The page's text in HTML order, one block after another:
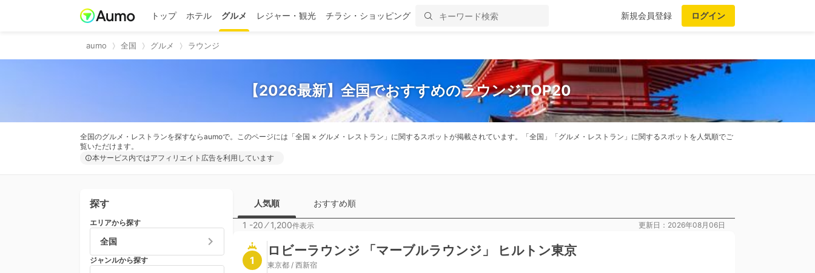
トップ ホテル グルメ レジャー・観光 チラシ・ショッピング 新規会員登録 ログイン
aumo 全国 グルメ ラウンジ
【2026最新】全国でおすすめのラウンジTOP20
全国のグルメ・レストランを探すならaumoで。このページには「全国 × グルメ・レストラン」に関するスポットが掲載されています。「全国」「グルメ・レストラン」に関するスポットを人気順でご
覧いただけます。
本サービス内ではアフィリエイト広告を利用しています
探す
エリアから探す
全国
ジャンルから探す
人気順 おすすめ順
1 -20 ⁄1,200件表示 更新日：2026年08月06日
1
ロビーラウンジ 「マーブルラウンジ」 ヒルトン東京
東京都 / 西新宿